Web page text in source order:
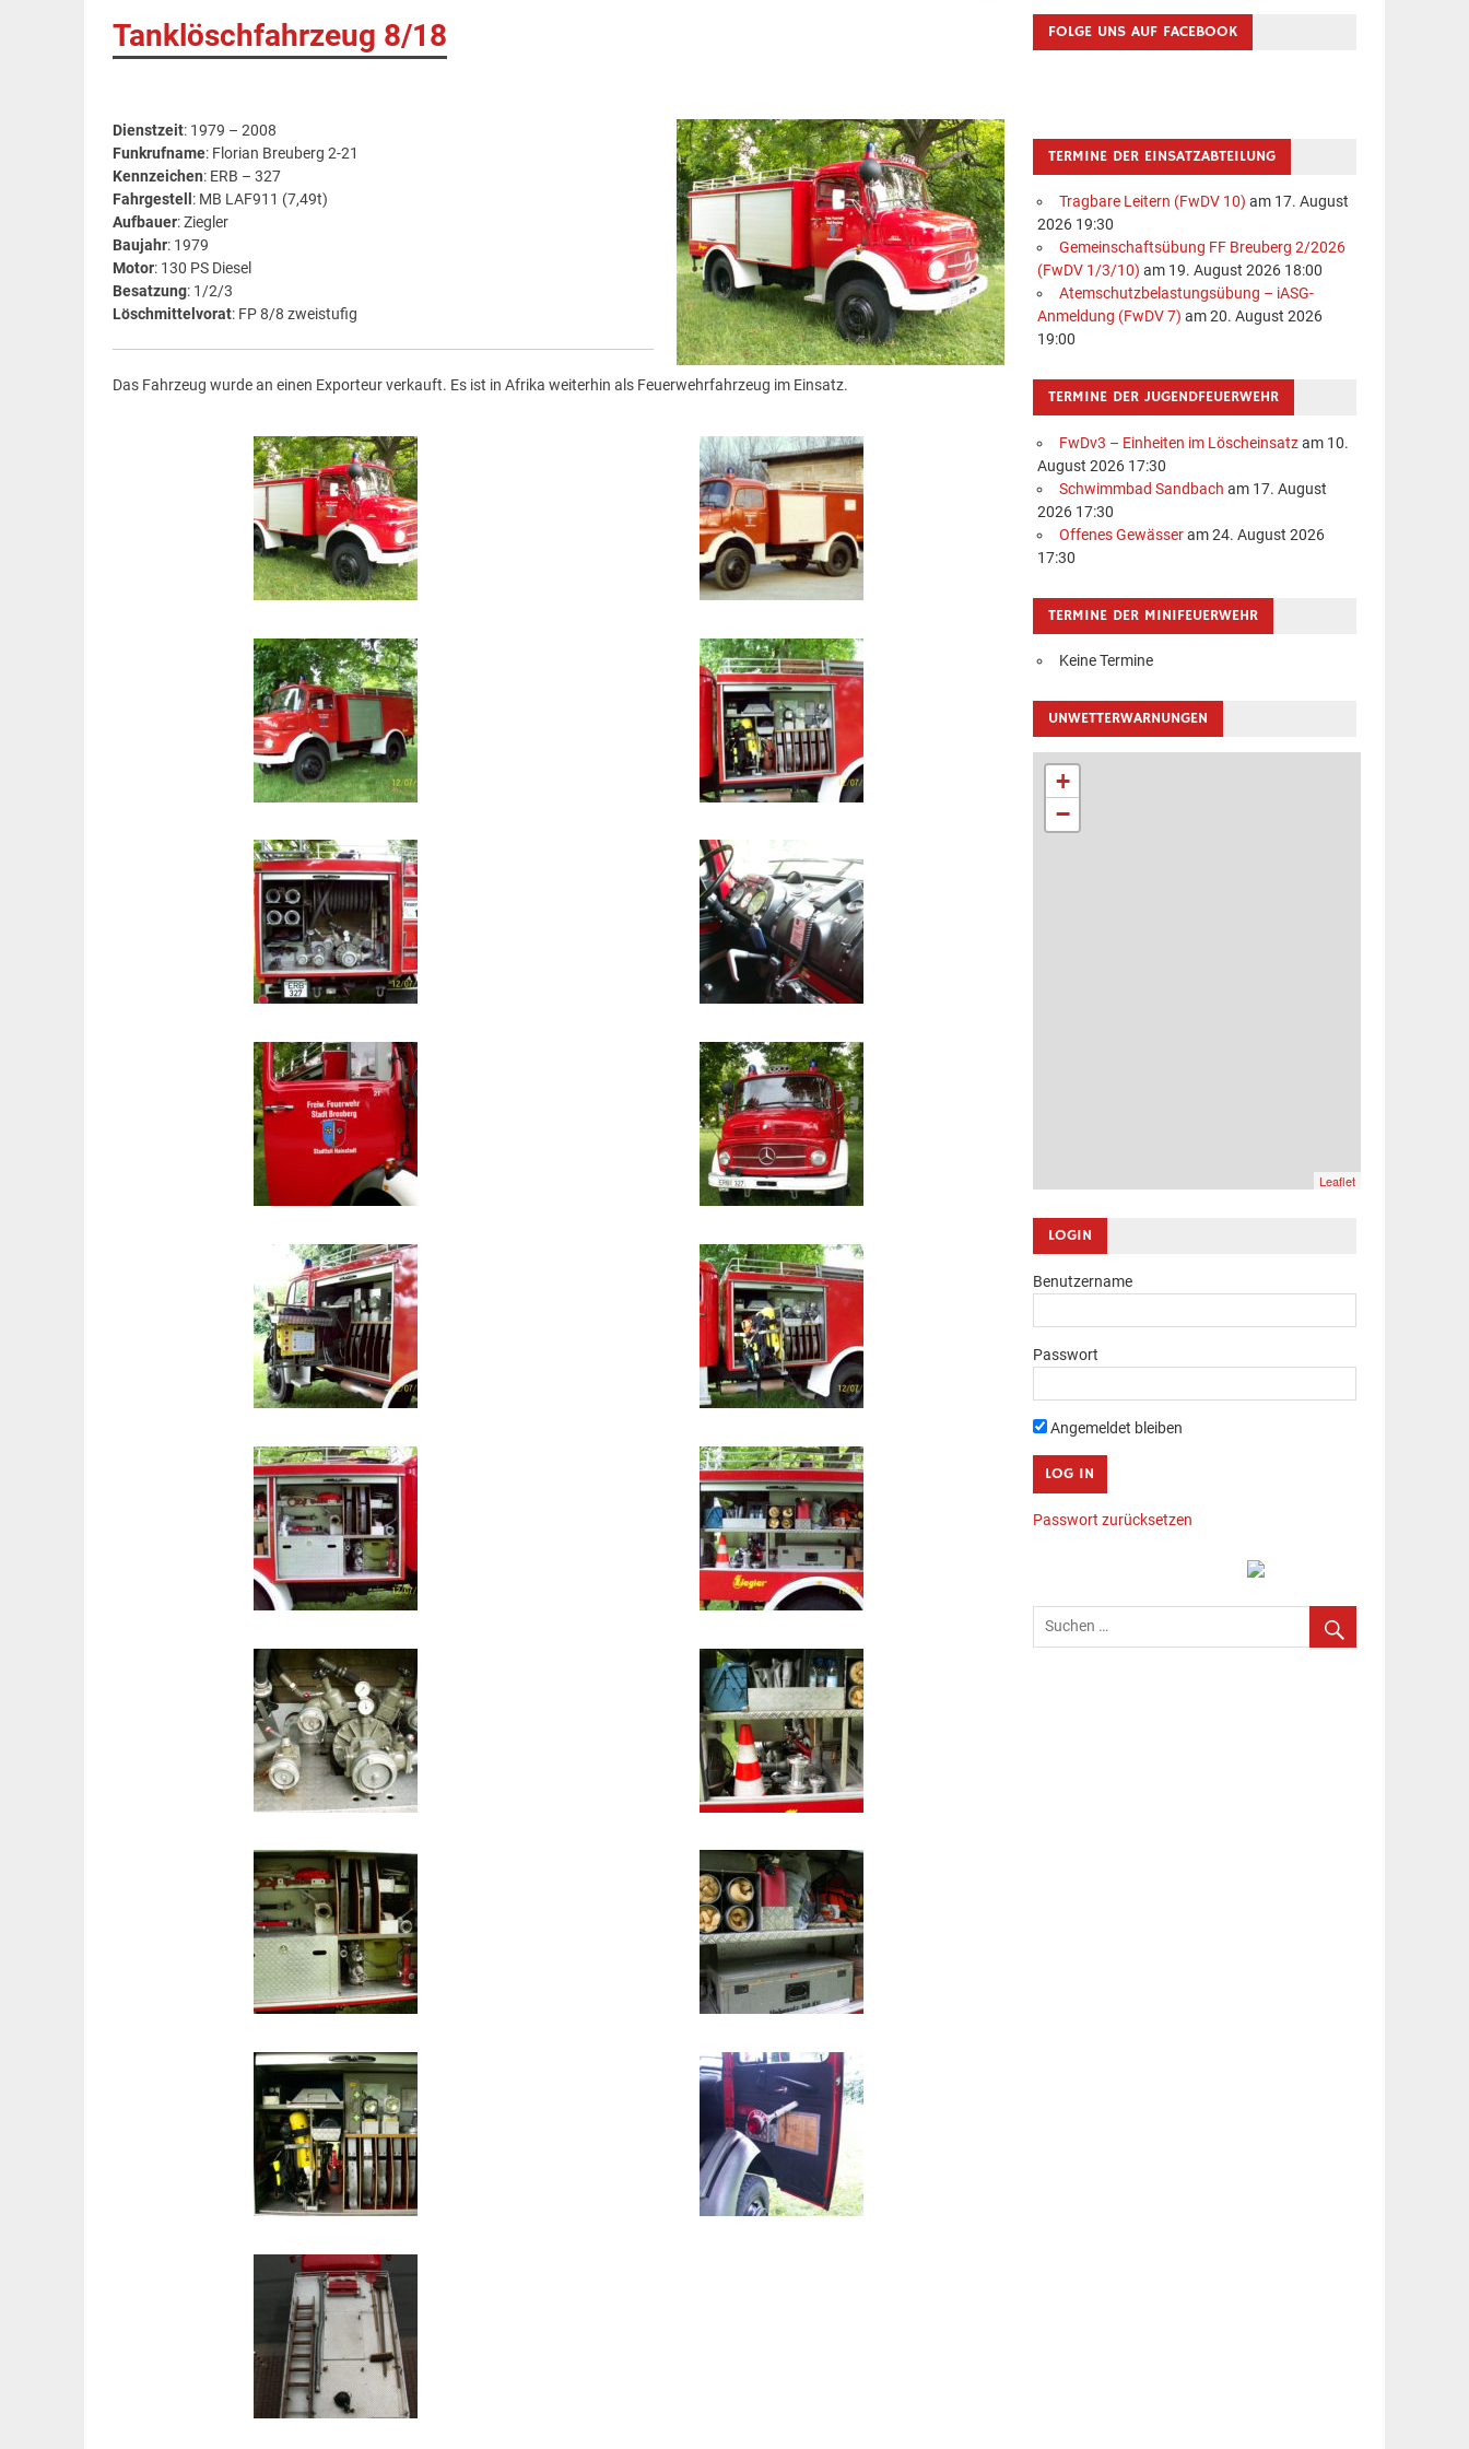
Tanklöschfahrzeug 8/18
Dienstzeit: 1979 – 2008
Funkrufname: Florian Breuberg 2-21
Kennzeichen: ERB – 327
Fahrgestell : MB LAF911 (7,49t)
Aufbauer: Ziegler
Baujahr: 1979
Motor: 130 PS Diesel
Besatzung: 1/2/3
Löschmittelvorat: FP 8/8 zweistufig
Das Fahrzeug wurde an einen Exporteur verkauft. Es ist in Afrika weiterhin als Feuerwehrfahrzeug im Einsatz.
FOLGE UNS AUF FACEBOOK
TERMINE DER EINSATZABTEILUNG
Tragbare Leitern (FwDV 10) am 17. August
2026 19:30
Gemeinschaftsübung FF Breuberg 2/2026
(FwDV 1/3/10) am 19. August 2026 18:00
Atemschutzbelastungsübung – iASG-
Anmeldung (FwDV 7) am 20. August 2026
19:00
TERMINE DER JUGENDFEUERWEHR
FwDv3 – Einheiten im Löscheinsatzam 10.
August 2026 17:30
Schwimmbad Sandbach am 17. August
2026 17:30
Offenes Gewässeram 24. August 2026
17:30
TERMINE DER MINIFEUERWEHR
Keine Termine
UNWETTERWARNUNGEN
+
−
Leaflet
LOGIN
Benutzername
Passwort
Angemeldet bleiben
Passwort zurücksetzen